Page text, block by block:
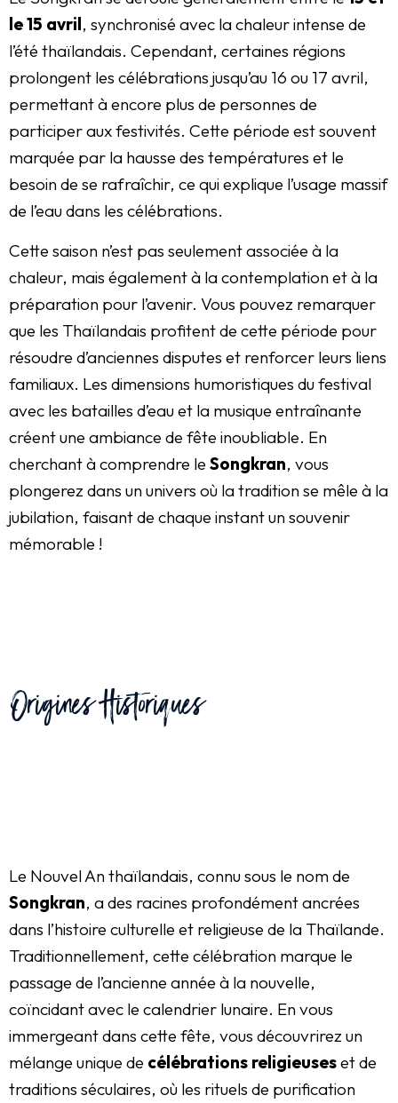
le 15 avril, synchronisé avec la chaleur intense de
l’été thaïlandais. Cependant, certaines régions
prolongent les célébrations jusqu’au 16 ou 17 avril,
permettant à encore plus de personnes de
participer aux festivités. Cette période est souvent
marquée par la hausse des températures et le
besoin de se rafraîchir, ce qui explique l’usage massif
de l’eau dans les célébrations.
Cette saison n’est pas seulement associée à la
chaleur, mais également à la contemplation et à la
préparation pour l’avenir. Vous pouvez remarquer
que les Thaïlandais profitent de cette période pour
résoudre d’anciennes disputes et renforcer leurs liens
familiaux. Les dimensions humoristiques du festival
avec les batailles d’eau et la musique entraînante
créent une ambiance de fête inoubliable. En
cherchant à comprendre le Songkran, vous
plongerez dans un univers où la tradition se mêle à la
jubilation, faisant de chaque instant un souvenir
mémorable !
Origines Historiques
Le Nouvel An thaïlandais, connu sous le nom de
Songkran, a des racines profondément ancrées
dans l’histoire culturelle et religieuse de la Thaïlande.
Traditionnellement, cette célébration marque le
passage de l’ancienne année à la nouvelle,
coïncidant avec le calendrier lunaire. En vous
immergeant dans cette fête, vous découvrirez un
mélange unique de célébrations religieuseset de
traditions séculaires, où les rituels de purification